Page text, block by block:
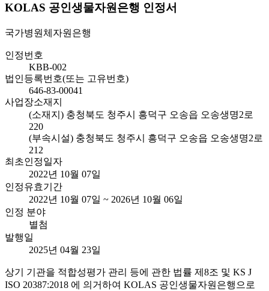
KOLAS 공인생물자원은행 인정서
국가병원체자원은행
인정번호
KBB-002
법인등록번호(또는 고유번호)
646-83-00041
사업장소재지
(소재지) 충청북도 청주시 흥덕구 오송읍 오송생명2로
220
(부속시설) 충청북도 청주시 흥덕구 오송읍 오송생명2로
212
최초인정일자
2022년 10월 07일
인정유효기간
2022년 10월 07일 ~ 2026년 10월 06일
인정 분야
별첨
발행일
2025년 04월 23일
상기 기관을 적합성평가 관리 등에 관한 법률 제8조 및 KS J
ISO 20387:2018 에 의거하여 KOLAS 공인생물자원은행으로